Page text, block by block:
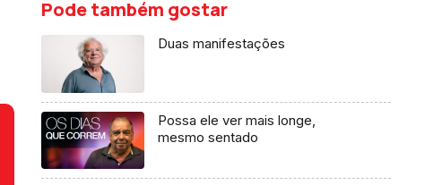
Pode também gostar
Duas manifestações
Possa ele ver mais longe,
mesmo sentado